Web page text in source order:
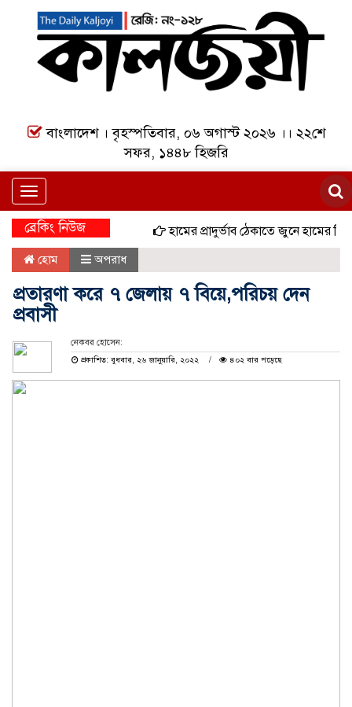
বাংলাদেশ । বৃহস্পতিবার, ০৬ অগাস্ট ২০২৬ ।। ২২শে
সফর, ১৪৪৮ হিজরি
Toggle
navigation
ব্রেকিং নিউজ হামের প্রাদুর্ভাব ঠেকাতে জুনে হামের বিশেষ
হোম অপরাধ
প্রতারণা করে ৭ জেলায় ৭ বিয়ে,পরিচয় দেন
প্রবাসী
নেকবর হোসেন:
প্রকাশিত: বুধবার, ২৬ জানুয়ারি, ২০২২
৪০২ বার পড়েছে